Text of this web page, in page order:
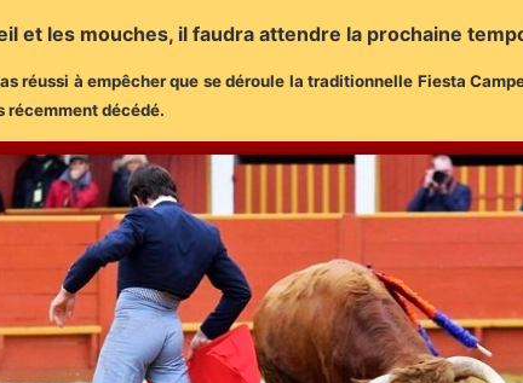
et les mouches, il faudra attendre la prochaine
réussi à empêcher que se déroule la traditionnelle Fiesta
récemment décédé.